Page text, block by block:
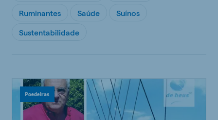
Ruminantes Saúde Suínos
Sustentabilidade
Poedeiras